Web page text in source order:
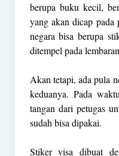
berupa buku kecil,
yang akan dicap pada
negara bisa berupa
ditempel pada
Akan tetapi, ada pula
keduanya. Pada
tangan dari petugas
sudah bisa dipakai.
Stiker visa dibuat